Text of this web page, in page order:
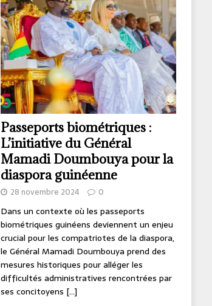
Passeports biométriques :
L’initiative du Général
Mamadi Doumbouya pour la
diaspora guinéenne
28 novembre 2024 0
Dans un contexte où les passeports
biométriques guinéens deviennent un enjeu
crucial pour les compatriotes de la diaspora,
le Général Mamadi Doumbouya prend des
mesures historiques pour alléger les
difficultés administratives rencontrées par
ses concitoyens [...]